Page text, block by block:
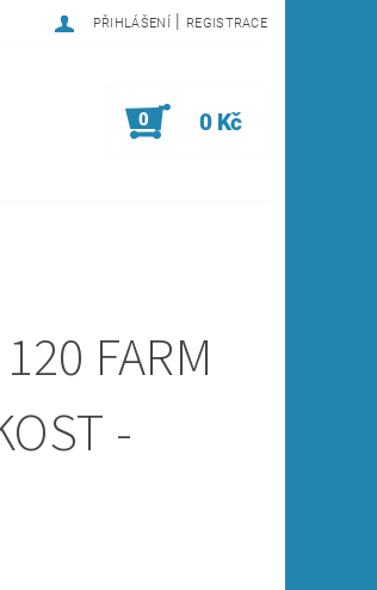
PŘIHLÁŠENÍ | REGISTRACE
0 0 Kč
FARM
-